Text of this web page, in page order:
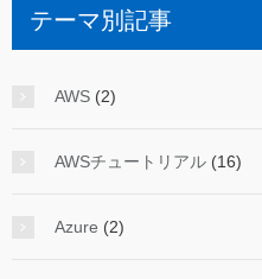
テーマ別記事
AWS (2)
AWSチュートリアル (16)
Azure (2)